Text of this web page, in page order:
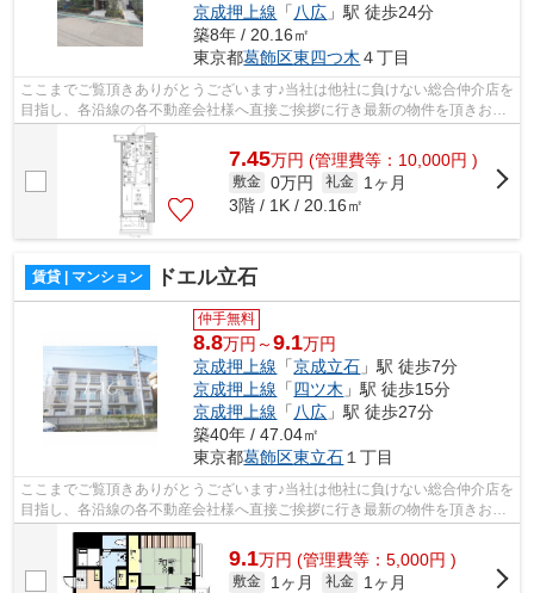
京成押上線 「八広 」駅 徒歩24分
築8年 / 20.16㎡
東京都葛飾区東四つ木 ４丁目
ここまでご覧頂きありがとうございます♪当社は他社に負けない総合仲介店を
目指し、各沿線の各不動産会社様へ直接ご挨拶に行き最新の物件を頂きお客
様へ提供しております！最新の情報は...
7.45万円 (管理費等：10,000円 )
敷金 0万円 礼金
1ヶ月
3階 / 1K / 20.16㎡
賃貸 | マンション ドエル立石
仲手無料
8.8万円～9.1万円
京成押上線 「京成立石 」駅 徒歩7分
京成押上線 「四ツ木 」駅 徒歩15分
京成押上線 「 八広 」駅 徒歩27分
築40年 / 47.04㎡
東京都葛飾区東立石 １丁目
ここまでご覧頂きありがとうございます♪当社は他社に負けない総合仲介店を
目指し、各沿線の各不動産会社様へ直接ご挨拶に行き最新の物件を頂きお客
様へ提供しております！最新の情報は...
9.1万円 (管理費等：5,000円 )
敷金 1ヶ月 礼金
1ヶ月